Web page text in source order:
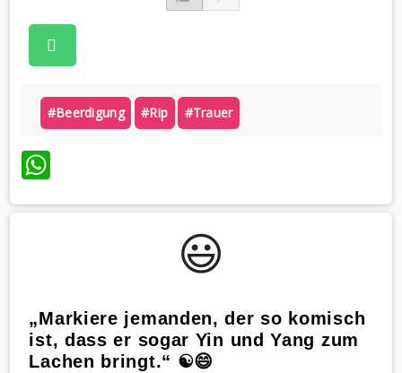
#beerdigung #rip #trauer
WhatsApp
😃️
„Markiere jemanden, der so komisch
ist, dass er sogar Yin und Yang zum
Lachen bringt.“ ☯️😄